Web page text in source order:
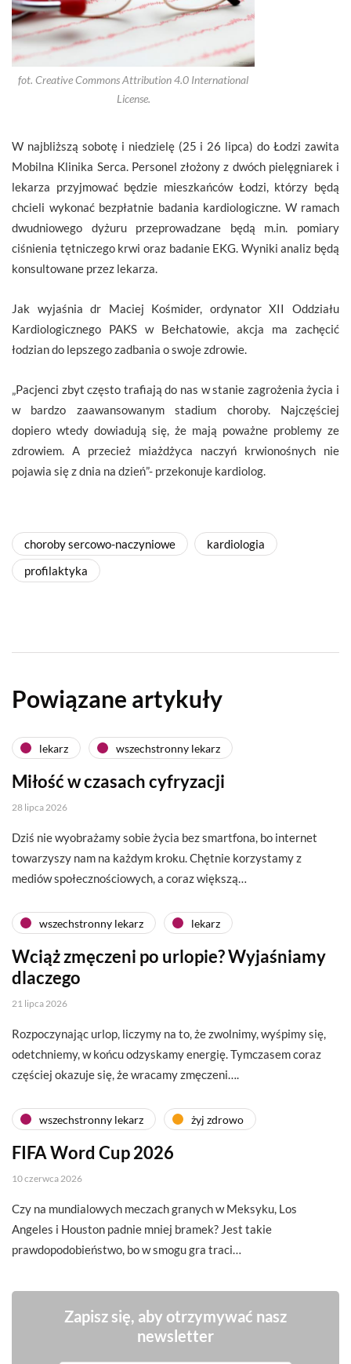
fot. Creative Commons Attribution 4.0 International
License.
W najbliższą sobotę i niedzielę (25 i 26 lipca) do Łodzi zawita
Mobilna Klinika Serca. Personel złożony z dwóch pielęgniarek i
lekarza przyjmować będzie mieszkańców Łodzi, którzy będą
chcieli wykonać bezpłatnie badania kardiologiczne. W ramach
dwudniowego dyżuru przeprowadzane będą m.in. pomiary
ciśnienia tętniczego krwi oraz badanie EKG. Wyniki analiz będą
konsultowane przez lekarza.
Jak wyjaśnia dr Maciej Kośmider, ordynator XII Oddziału
Kardiologicznego PAKS w Bełchatowie, akcja ma zachęcić
łodzian do lepszego zadbania o swoje zdrowie.
„Pacjenci zbyt często trafiają do nas w stanie zagrożenia życia i
w bardzo zaawansowanym stadium choroby. Najczęściej
dopiero wtedy dowiadują się, że mają poważne problemy ze
zdrowiem. A przecież miażdżyca naczyń krwionośnych nie
pojawia się z dnia na dzień”- przekonuje kardiolog.
choroby sercowo-naczyniowe
kardiologia
profilaktyka
Powiązane artykuły
lekarz wszechstronny lekarz
Miłość w czasach cyfryzacji
28 lipca 2026
Dziś nie wyobrażamy sobie życia bez smartfona, bo internet
towarzyszy nam na każdym kroku. Chętnie korzystamy z
mediów społecznościowych, a coraz większą…
wszechstronny lekarz lekarz
Wciąż zmęczeni po urlopie? Wyjaśniamy
dlaczego
21 lipca 2026
Rozpoczynając urlop, liczymy na to, że zwolnimy, wyśpimy się,
odetchniemy, w końcu odzyskamy energię. Tymczasem coraz
częściej okazuje się, że wracamy zmęczeni….
wszechstronny lekarz żyj zdrowo
FIFA Word Cup 2026
10 czerwca 2026
Czy na mundialowych meczach granych w Meksyku, Los
Angeles i Houston padnie mniej bramek? Jest takie
prawdopodobieństwo, bo w smogu gra traci…
Zapisz się, aby otrzymywać nasz
newsletter